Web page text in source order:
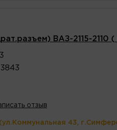
ВАЗ-2115-2110 (
отзыв
(ул.Коммунальная 43,